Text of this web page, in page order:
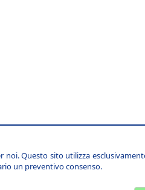
noi. Questo sito utilizza
un preventivo consenso.